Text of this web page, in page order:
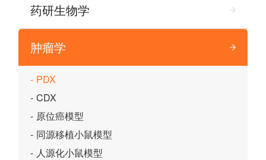
药研生物学
肿瘤学
PDX
CDX
原位癌模型
同源移植小鼠模型
人源化小鼠模型